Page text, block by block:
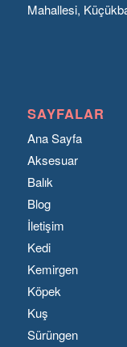
Mahallesi,
SAYFALAR
Ana Sayfa
Aksesuar
Balık
Blog
İletişim
Kedi
Kemirgen
Köpek
Kuş
Sürüngen